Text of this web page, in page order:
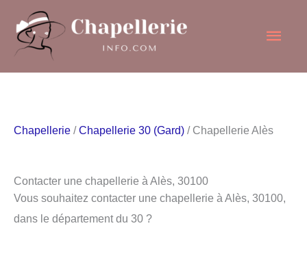
contenu
Chapellerie /Chapellerie 30 (Gard) / Chapellerie Alès
Contacter une chapellerie à Alès, 30100
Vous souhaitez contacter une chapellerie à Alès, 30100,
dans le département du 30 ?